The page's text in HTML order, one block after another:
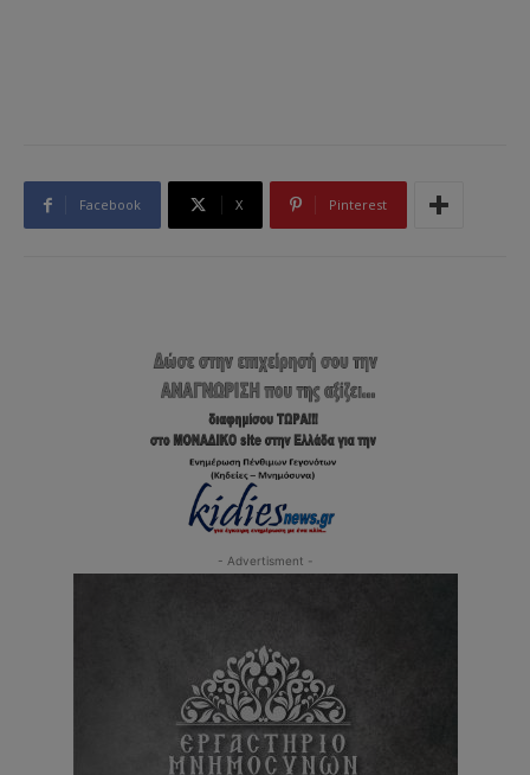
Facebook X Pinterest
- Advertisment -